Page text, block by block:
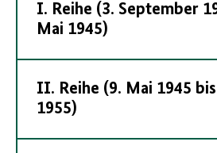
I. Reihe (3. September
Mai 1945)
II. Reihe (9. Mai 1945
1955)